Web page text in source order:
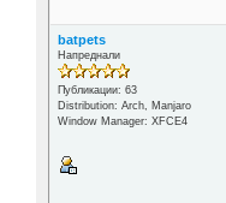
batpets
Напреднали
Публикации: 63
Distribution: Arch, Manjaro
Window Manager: XFCE4